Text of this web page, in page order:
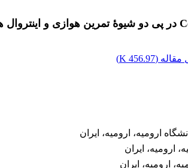
مقاله (456.97 K
)
ارومیه، ارومیه، ایران
ارومیه، ایران
ارومیه، ایران